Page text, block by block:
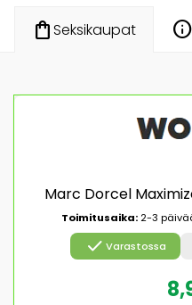
shopping_bagSeksikaupat info
Marc Dorcel
Toimitusaika: 2-3
check Varastossa